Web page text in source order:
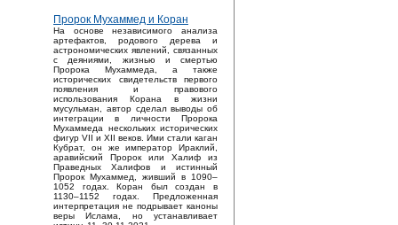
Пророк Мухаммед и Коран
На основе независимого анализа
артефактов, родового дерева и
астрономических явлений, связанных
с деяниями, жизнью и смертью
Пророка Мухаммеда, а также
исторических свидетельств первого
появления и правового
использования Корана в жизни
мусульман, автор сделал выводы об
интеграции в личности Пророка
Мухаммеда нескольких исторических
фигур VII и XII веков. Ими стали каган
Кубрат, он же император Ираклий,
аравийский Пророк или Халиф из
Праведных Халифов и истинный
Пророк Мухаммед, живший в 1090–
1052 годах. Коран был создан в
1130–1152 годах. Предложенная
интерпретация не подрывает каноны
веры Ислама, но устанавливает